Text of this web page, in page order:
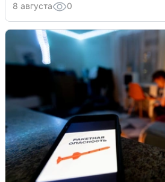
8 августа 0